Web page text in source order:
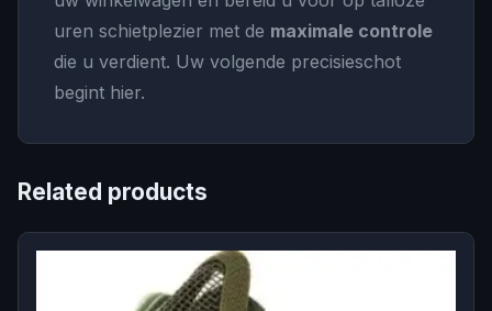
uren schietplezier met de maximale controle
die u verdient. Uw volgende precisieschot
begint hier.
Related products